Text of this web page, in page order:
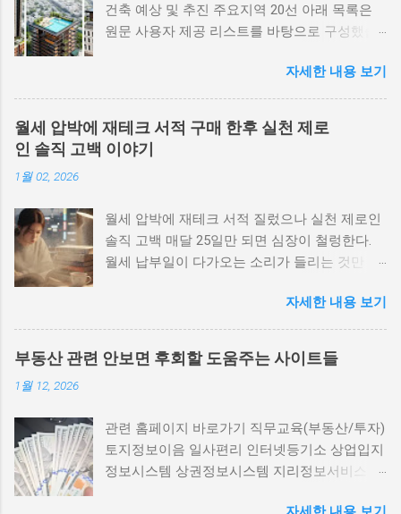
건축 예상 및 추진 주요지역 20선 아래 목록은
원문 사용자 제공 리스트를 바탕으로 구성했습
글지도 바로가기 버튼 그리고 중요 링크(관계기
관/조합)를 포함합니다. 실거래·조합·사업시행
자료 등은 공식 지자체 및 도시정비 관련 공공데
이터에서 반드시 확인해 주세요. 광명 하안동 주
공 남양주 두산 위더제니스 용인 힐스테이트 일
동 (1,2구역) 수원 팔달구 인계동 115-12 구역 화
성 장안지구 공공주택 예정지 안양 만안구 (구도
심 재정비) 안양 동안구 평촌 일대 의왕 인덕원
목감·배곧 일대 부천 소사본동 광명 제10,12,14R
구역 과천시 별양동 주공4단지 수원 광교·영통·
수원역 주변 1. 광명 하안동 주공 빠른 팩트체크
청 공식 2. 남양주 두산 위더제니스 빠른 팩트체
크 필요 브랜드 단지 인근 재건축·리모델링 가능
성 존재. 투자 포인트: 교통망 및 개발계획 주시
네이버지도 | 구글지도 | 남양주시청 공식 3. 용
자세한 내용 보기
월세 압박에 재테크 서적 구매 한후 실천 제로
인 솔직 고백 이야기
1월 02, 2026
월세 압박에 재테크 서적 질렀으나 실천 제로인
솔직 고백 매달 25일만 되면 심장이 철렁한다.
월세 납부일이 다가오는 소리가 들리는 것만 같
겼다는 안도감과 함께 '이러다가 언제까지 월세
를 낼 수 있을까'라는 막연한 불안이 밀려온다.
그래서 나는 결심했다. "재테크를 해야겠어. 제
대로 공부해서 돈 관리를 똑바로 해보자." 그렇
해서 『부의 추월차선』, 『나는 4억 빚을 갚고
3억을 모았다』까지. 온라인 서점을 뒤지며 리
뷰 좋은 책들을 카트에 담았다. 책이 도착했을
자세한 내용 보기
부동산 관련 안보면 후회할 도움주는 사이트들
1월 12, 2026
관련 홈페이지 바로가기 직무교육(부동산/투자)
토지정보이음 일사편리 인터넷등기소 상업입지
정보시스템 상권정보시스템 지리정보서비스 교